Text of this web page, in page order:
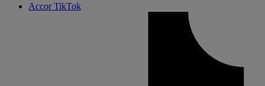
Accor TikTok